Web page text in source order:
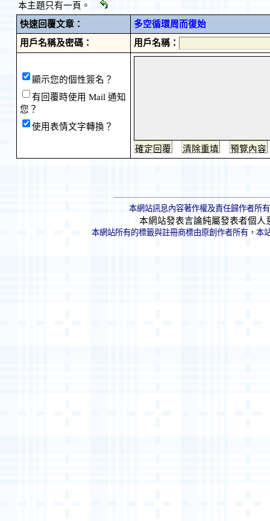
本主題只有一頁。
快速回覆文章：
多空循環周而復始
用戶名稱及密碼：
用戶名稱：
顯示您的個性簽名？
有回覆時使用 Mail 通知
您？
使用表情文字轉換？
本網站訊息內容著作權及責任歸作者所
本網站發表言論純屬發表者個人
本網站所有的標籤與註冊商標由原創作者所有，本